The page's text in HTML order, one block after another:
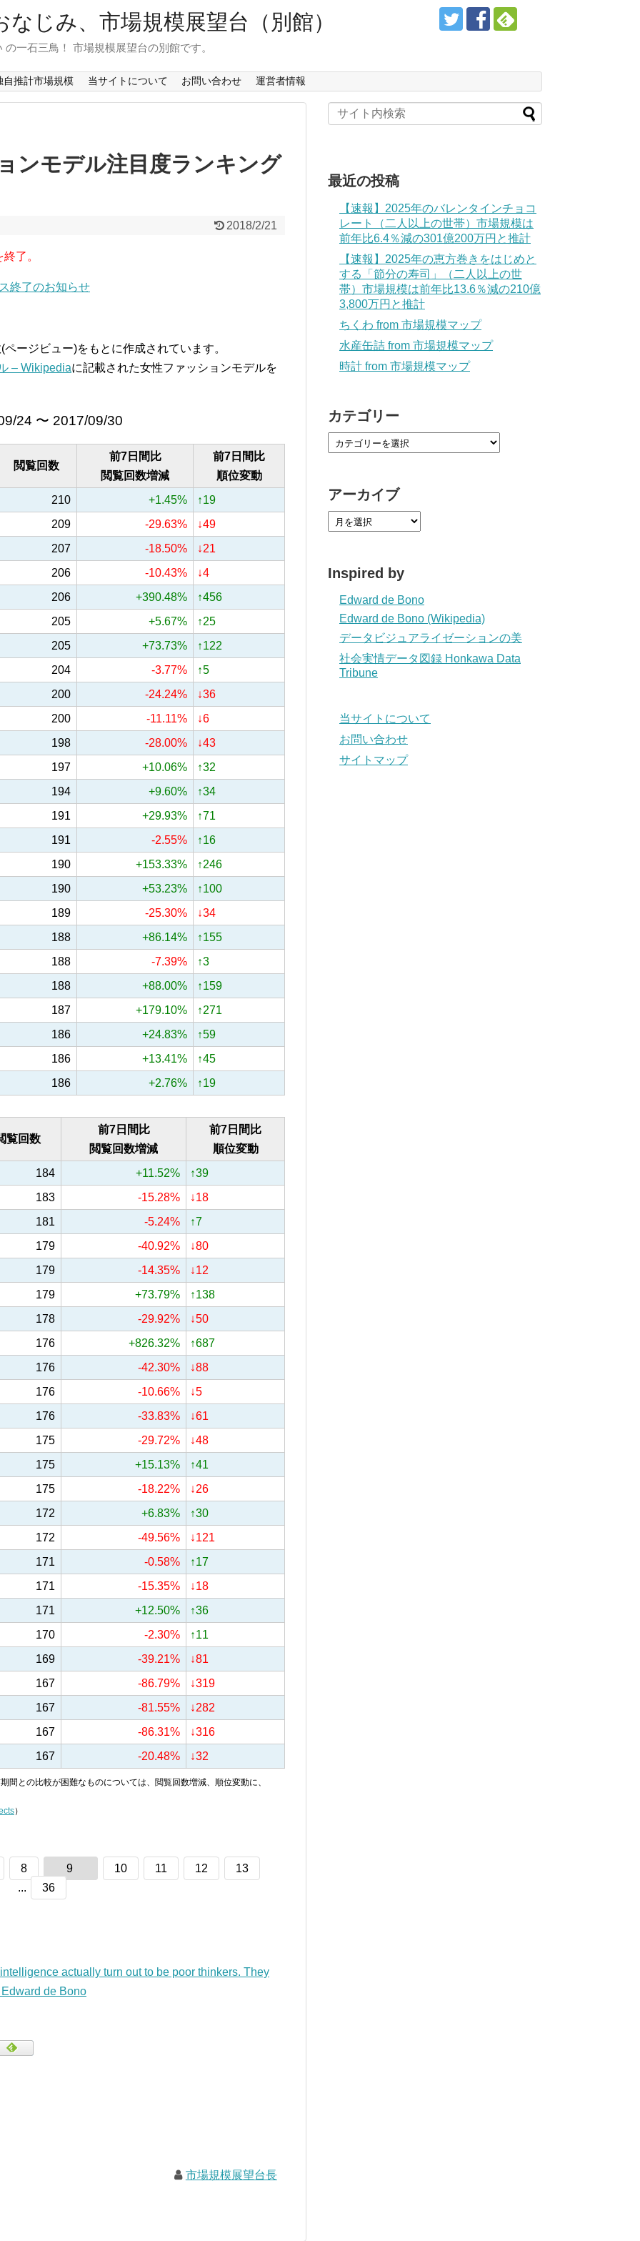
じみ、市場規模展望台（別館）
一石三鳥！ 市場規模展望台の別館です。
自推計市場規模 当サイトについて お問い合わせ 運営者情報
ンモデル注目度ランキング
2018/2/21
了。
終了のお知らせ
ージビュー)をもとに作成されています。
– Wikipediaに記載された女性ファッションモデルを
24 〜 2017/09/30
閲覧回数
前7日間比
閲覧回数増減
前7日間比
順位変動
210
+1.45%
↑19
209
-29.63%
↓49
207
-18.50%
↓21
206
-10.43%
↓4
206
+390.48%
↑456
205
+5.67%
↑25
205
+73.73%
↑122
204
-3.77%
↑5
200
-24.24%
↓36
200
-11.11%
↓6
198
-28.00%
↓43
197
+10.06%
↑32
194
+9.60%
↑34
191
+29.93%
↑71
191
-2.55%
↑16
190
+153.33%
↑246
190
+53.23%
↑100
189
-25.30%
↓34
188
+86.14%
↑155
188
-7.39%
↑3
188
+88.00%
↑159
187
+179.10%
↑271
186
+24.83%
↑59
186
+13.41%
↑45
186
+2.76% ↑19
覧回数
前7日間比
閲覧回数増減
前7日間比
順位変動
184
+11.52%
↑39
183
-15.28%
↓18
181
-5.24%
↑7
179
-40.92%
↓80
179
-14.35%
↓12
179
+73.79%
↑138
178
-29.92%
↓50
176
+826.32%
↑687
176
-42.30%
↓88
176
-10.66%
↓5
176
-33.83%
↓61
175
-29.72%
↓48
175
+15.13%
↑41
175
-18.22%
↓26
172
+6.83%
↑30
172
-49.56%
↓121
171
-0.58%
↑17
171
-15.35%
↓18
171
+12.50%
↑36
170
-2.30%
↑11
169
-39.21%
↓81
167
-86.79%
↓319
167
-81.55%
↓282
167
-86.31%
↓316
167
-20.48% ↓32
との比較が困難なものについては、閲覧回数増減、順位変動に、
）
8 9 10 11 12
13
...
36
actually turn out to be poor thinkers. They
de Bono
市場規模展望台長
最近の投稿
【速報】2025年のバレンタインチョコ
レート（二人以上の世帯）市場規模は
前年比6.4％減の301億200万円と推計
【速報】2025年の恵方巻きをはじめと
する「節分の寿司」（二人以上の世
帯）市場規模は前年比13.6％減の210億
3,800万円と推計
ちくわ from 市場規模マップ
水産缶詰 from 市場規模マップ
時計 from 市場規模マップ
カテゴリー
アーカイブ
Inspired by
Edward de Bono
Edward de Bono (Wikipedia)
データビジュアライゼーションの美
社会実情データ図録 Honkawa Data
Tribune
当サイトについて
お問い合わせ
サイトマップ